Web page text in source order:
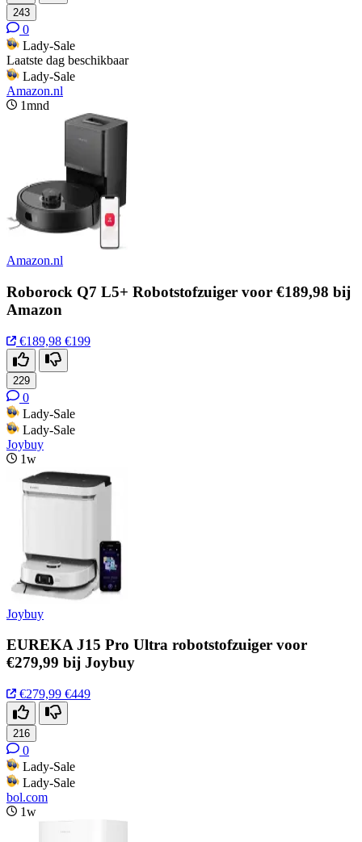
243
0
Lady-Sale
Laatste dag beschikbaar
Lady-Sale
Amazon.nl
1mnd
Amazon.nl
Roborock Q7 L5+ Robotstofzuiger voor €189,98 bij
Amazon
€189,98 €199
229
0
Lady-Sale
Lady-Sale
Joybuy
1w
Joybuy
EUREKA J15 Pro Ultra robotstofzuiger voor
€279,99 bij Joybuy
€279,99 €449
216
0
Lady-Sale
Lady-Sale
bol.com
1w